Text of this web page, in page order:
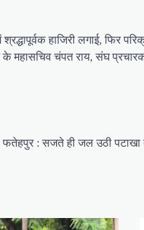
हाजिरी लगाई, फिर
के महासचिव चंपत राय, संघ
फतेहपुर : सजते ही जल उठी पटाखा